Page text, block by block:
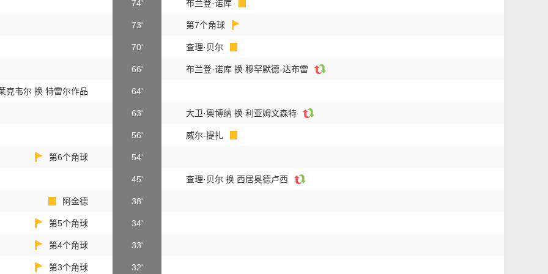
布兰登·诺库
74'
第7个角球
73'
查理·贝尔
70'
布兰登·诺库 换 穆罕默德-达布雷
66'
克韦尔 换 特雷尔作品 64'
大卫·奥博纳 换 利亚姆文森特
63'
威尔-提扎
56'
第6个角球 54'
查理·贝尔 换 西居奥德卢西
45'
阿金德 38'
第5个角球 34'
第4个角球 33'
第3个角球 32'